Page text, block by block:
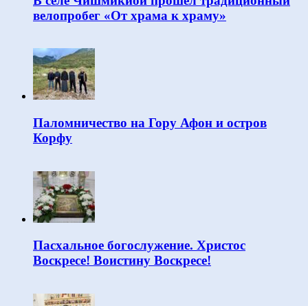
велопробег «От храма к храму»
Паломничество на Гору Афон и остров
Корфу
Пасхальное богослужение. Христос
Воскресе! Воистину Воскресе!